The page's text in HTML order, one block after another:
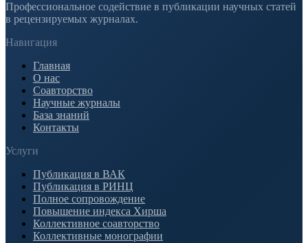
Профессиональное содействие в публикации научных статей
в рецензируемых журналах.
Навигация
Главная
О нас
Соавторство
Научные журналы
База знаний
Контакты
Услуги
Публикация в ВАК
Публикация в РИНЦ
Полное сопровождение
Повышение индекса Хирша
Коллективное соавторство
Коллективные монографии